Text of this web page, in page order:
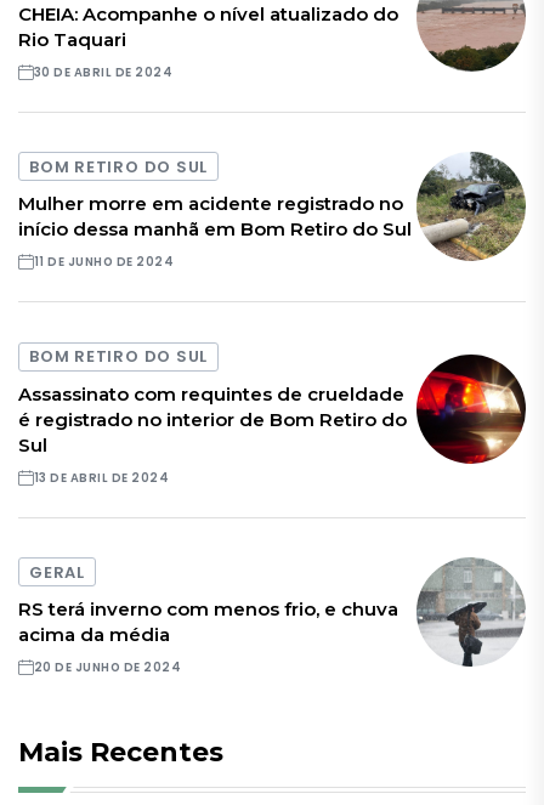
CHEIA: Acompanhe o nível atualizado do
Rio Taquari
30 DE ABRIL DE 2024
BOM RETIRO DO SUL
Mulher morre em acidente registrado no
início dessa manhã em Bom Retiro do Sul
11 DE JUNHO DE 2024
BOM RETIRO DO SUL
Assassinato com requintes de crueldade
é registrado no interior de Bom Retiro do
Sul
13 DE ABRIL DE 2024
GERAL
RS terá inverno com menos frio, e chuva
acima da média
20 DE JUNHO DE 2024
Mais Recentes